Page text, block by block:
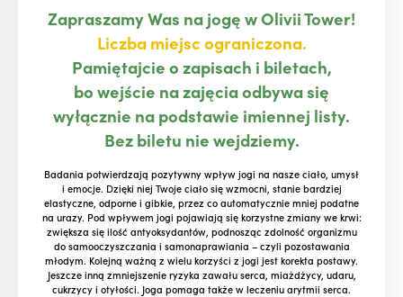
Zapraszamy Was na jogę w Olivii Tower!
Liczba miejsc ograniczona.
Pamiętajcie o zapisach i biletach,
bo wejście na zajęcia odbywa się
wyłącznie na podstawie imiennej listy.
Bez biletu nie wejdziemy.
Badania potwierdzają pozytywny wpływ jogi na nasze ciało, umysł
i emocje. Dzięki niej Twoje ciało się wzmocni, stanie bardziej
elastyczne, odporne i gibkie, przez co automatycznie mniej podatne
na urazy. Pod wpływem jogi pojawiają się korzystne zmiany we krwi:
zwiększa się ilość antyoksydantów, podnosząc zdolność organizmu
do samooczyszczania i samonaprawiania – czyli pozostawania
młodym. Kolejną ważną z wielu korzyści z jogi jest korekta postawy.
Jeszcze inną zmniejszenie ryzyka zawału serca, miażdżycy, udaru,
cukrzycy i otyłości. Joga pomaga także w leczeniu arytmii serca.